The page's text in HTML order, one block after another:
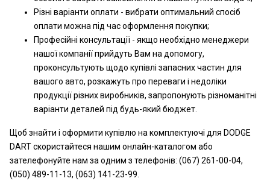
Різні варіанти оплати - вибрати оптимальний спосіб
оплати можна під час оформлення покупки;
Професійні консультації - якщо необхідно менеджери
нашої компанії прийдуть Вам на допомогу,
проконсультують щодо купівлі запасних частин для
вашого авто, розкажуть про переваги і недоліки
продукції різних виробників, запропонують різноманітні
варіанти деталей під будь-який бюджет.
Щоб знайти і оформити купівлю на комплектуючі для DODGE
DART скористайтеся нашим онлайн-каталогом або
зателефонуйте нам за одним з телефонів: (067) 261-00-04,
(050) 489-11-13, (063) 141-23-99.